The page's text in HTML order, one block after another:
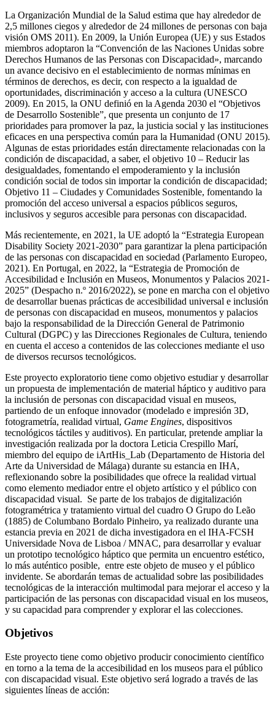
La Organización Mundial de la Salud estima que hay alrededor de
2,5 millones ciegos y alrededor de 24 millones de personas con baja
visión OMS 2011). En 2009, la Unión Europea (UE) y sus Estados
miembros adoptaron la “Convención de las Naciones Unidas sobre
Derechos Humanos de las Personas con Discapacidad», marcando
un avance decisivo en el establecimiento de normas mínimas en
términos de derechos, es decir, con respecto a la igualdad de
oportunidades, discriminación y acceso a la cultura (UNESCO
2009). En 2015, la ONU definió en la Agenda 2030 el “Objetivos
de Desarrollo Sostenible”, que presenta un conjunto de 17
prioridades para promover la paz, la justicia social y las instituciones
eficaces en una perspectiva común para la Humanidad (ONU 2015).
Algunas de estas prioridades están directamente relacionadas con la
condición de discapacidad, a saber, el objetivo 10 – Reducir las
desigualdades, fomentando el empoderamiento y la inclusión
condición social de todos sin importar la condición de discapacidad;
Objetivo 11 – Ciudades y Comunidades Sostenible, fomentando la
promoción del acceso universal a espacios públicos seguros,
inclusivos y seguros accesible para personas con discapacidad.
Más recientemente, en 2021, la UE adoptó la “Estrategia European
Disability Society 2021-2030” para garantizar la plena participación
de las personas con discapacidad en sociedad (Parlamento Europeo,
2021). En Portugal, en 2022, la “Estrategia de Promoción de
Accesibilidad e Inclusión en Museos, Monumentos y Palacios 2021-
2025” (Despacho n.º 2016/2022), se pone en marcha con el objetivo
de desarrollar buenas prácticas de accesibilidad universal e inclusión
de personas con discapacidad en museos, monumentos y palacios
bajo la responsabilidad de la Dirección General de Patrimonio
Cultural (DGPC) y las Direcciones Regionales de Cultura, teniendo
en cuenta el acceso a contenidos de las colecciones mediante el uso
de diversos recursos tecnológicos.
Este proyecto exploratorio tiene como objetivo estudiar y desarrollar
un propuesta de implementación de material háptico y auditivo para
la inclusión de personas con discapacidad visual en museos,
partiendo de un enfoque innovador (modelado e impresión 3D,
fotogrametría, realidad virtual, Game Engines, dispositivos
tecnológicos táctiles y auditivos). En particular, pretende ampliar la
investigación realizada por la doctora Leticia Crespillo Marí,
miembro del equipo de iArtHis_Lab (Departamento de Historia del
Arte da Universidad de Málaga) durante su estancia en IHA,
reflexionando sobre la posibilidades que ofrece la realidad virtual
como elemento mediador entre el objeto artístico y el público con
discapacidad visual. Se parte de los trabajos de digitalización
fotogramétrica y tratamiento virtual del cuadro O Grupo do Leão
(1885) de Columbano Bordalo Pinheiro, ya realizado durante una
estancia previa en 2021 de dicha investigadora en el IHA-FCSH
Universidade Nova de Lisboa / MNAC, para desarrollar y evaluar
un prototipo tecnológico háptico que permita un encuentro estético,
lo más auténtico posible, entre este objeto de museo y el público
invidente. Se abordarán temas de actualidad sobre las posibilidades
tecnológicas de la interacción multimodal para mejorar el acceso y la
participación de las personas con discapacidad visual en los museos,
y su capacidad para comprender y explorar el las colecciones.
Objetivos
Este proyecto tiene como objetivo producir conocimiento científico
en torno a la tema de la accesibilidad en los museos para el público
con discapacidad visual. Este objetivo será logrado a través de las
siguientes líneas de acción: